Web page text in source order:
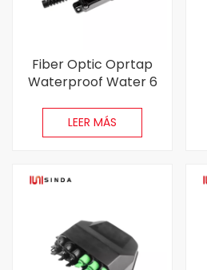
Fiber Optic Oprtap
Waterproof Water 6
Terminal (MST) Caja
LEER MÁS